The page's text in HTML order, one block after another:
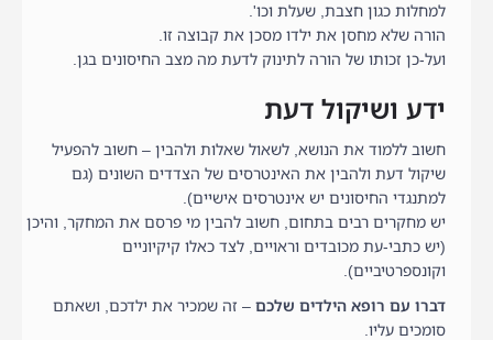
למחלות כגון חצבת, שעלת וכו'.
הורה שלא מחסן את ילדו מסכן את קבוצה זו.
ועל-כן זכותו של הורה לתינוק לדעת מה מצב החיסונים בגן.
ידע ושיקול דעת
חשוב ללמוד את הנושא, לשאול שאלות ולהבין – חשוב להפעיל
שיקול דעת ולהבין את האינטרסים של הצדדים השונים (גם
למתנגדי החיסונים יש אינטרסים אישיים).
יש מחקרים רבים בתחום, חשוב להבין מי פרסם את המחקר, והיכן
(יש כתבי-עת מכובדים וראויים, לצד כאלו קיקיוניים
וקונספרטיביים).
דברו עם רופא הילדים שלכם– זה שמכיר את ילדכם, ושאתם
סומכים עליו.